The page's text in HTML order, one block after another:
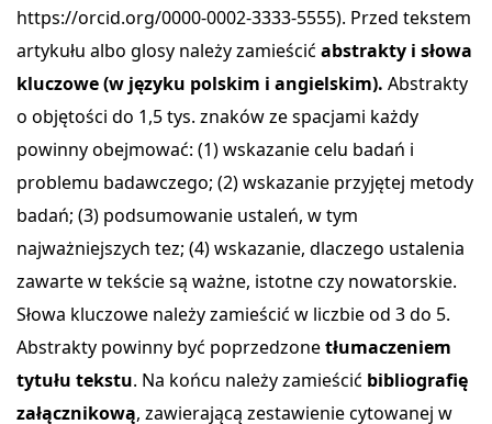
https://orcid.org/0000-0002-3333-5555). Przed tekstem
artykułu albo glosy należy zamieścić abstrakty i słowa
kluczowe (w języku polskim i angielskim). Abstrakty
o objętości do 1,5 tys. znaków ze spacjami każdy
powinny obejmować: (1) wskazanie celu badań i
problemu badawczego; (2) wskazanie przyjętej metody
badań; (3) podsumowanie ustaleń, w tym
najważniejszych tez; (4) wskazanie, dlaczego ustalenia
zawarte w tekście są ważne, istotne czy nowatorskie.
Słowa kluczowe należy zamieścić w liczbie od 3 do 5.
Abstrakty powinny być poprzedzonetłumaczeniem
tytułu tekstu. Na końcu należy zamieścić bibliografię
załącznikową, zawierającą zestawienie cytowanej w